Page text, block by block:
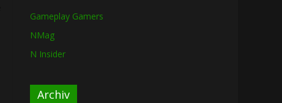
Gameplay Gamers
NMag
N Insider
Archiv